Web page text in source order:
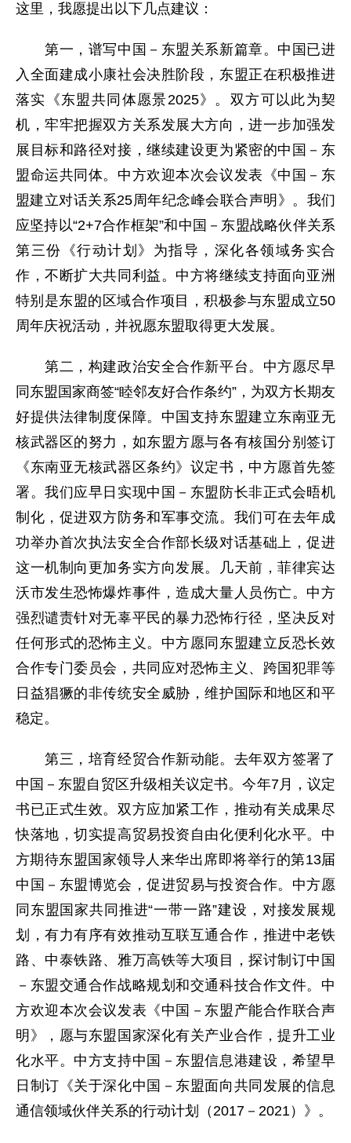
这里，我愿提出以下几点建议：
第一，谱写中国－东盟关系新篇章。中国已进
入全面建成小康社会决胜阶段，东盟正在积极推进
落实《东盟共同体愿景2025》。双方可以此为契
机，牢牢把握双方关系发展大方向，进一步加强发
展目标和路径对接，继续建设更为紧密的中国－东
盟命运共同体。中方欢迎本次会议发表《中国－东
盟建立对话关系25周年纪念峰会联合声明》。我们
应坚持以“2+7合作框架”和中国－东盟战略伙伴关系
第三份《行动计划》为指导，深化各领域务实合
作，不断扩大共同利益。中方将继续支持面向亚洲
特别是东盟的区域合作项目，积极参与东盟成立50
周年庆祝活动，并祝愿东盟取得更大发展。
第二，构建政治安全合作新平台。中方愿尽早
同东盟国家商签“睦邻友好合作条约”，为双方长期友
好提供法律制度保障。中国支持东盟建立东南亚无
核武器区的努力，如东盟方愿与各有核国分别签订
《东南亚无核武器区条约》议定书，中方愿首先签
署。我们应早日实现中国－东盟防长非正式会晤机
制化，促进双方防务和军事交流。我们可在去年成
功举办首次执法安全合作部长级对话基础上，促进
这一机制向更加务实方向发展。几天前，菲律宾达
沃市发生恐怖爆炸事件，造成大量人员伤亡。中方
强烈谴责针对无辜平民的暴力恐怖行径，坚决反对
任何形式的恐怖主义。中方愿同东盟建立反恐长效
合作专门委员会，共同应对恐怖主义、跨国犯罪等
日益猖獗的非传统安全威胁，维护国际和地区和平
稳定。
第三，培育经贸合作新动能。去年双方签署了
中国－东盟自贸区升级相关议定书。今年7月，议定
书已正式生效。双方应加紧工作，推动有关成果尽
快落地，切实提高贸易投资自由化便利化水平。中
方期待东盟国家领导人来华出席即将举行的第13届
中国－东盟博览会，促进贸易与投资合作。中方愿
同东盟国家共同推进“一带一路”建设，对接发展规
划，有力有序有效推动互联互通合作，推进中老铁
路、中泰铁路、雅万高铁等大项目，探讨制订中国
－东盟交通合作战略规划和交通科技合作文件。中
方欢迎本次会议发表《中国－东盟产能合作联合声
明》，愿与东盟国家深化有关产业合作，提升工业
化水平。中方支持中国－东盟信息港建设，希望早
日制订《关于深化中国－东盟面向共同发展的信息
通信领域伙伴关系的行动计划（2017－2021）》。